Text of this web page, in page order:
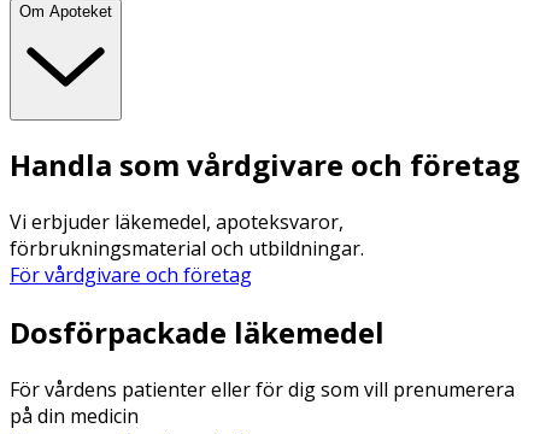
Om Apoteket
Handla som vårdgivare och företag
Vi erbjuder läkemedel, apoteksvaror,
förbrukningsmaterial och utbildningar.
För vårdgivare och företag
Dosförpackade läkemedel
För vårdens patienter eller för dig som vill prenumerera
på din medicin